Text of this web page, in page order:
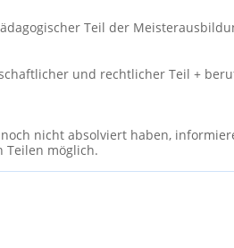
Teil der
und rechtlicher Teil +
nicht absolviert haben,
Teilen möglich.